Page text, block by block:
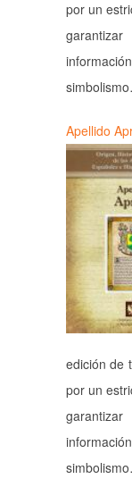
por un
Apellido
edición de
por un